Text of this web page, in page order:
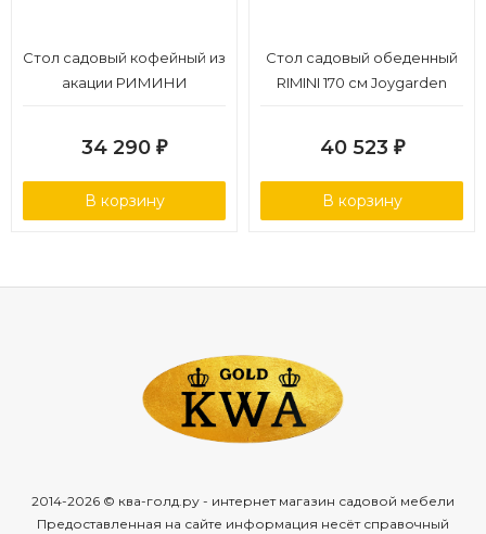
Стол садовый кофейный из
акации РИМИНИ
34 290 ₽
В корзину
Стол садовый обеденный
RIMINI 170 см Joygarden
40 523 ₽
В корзину
2014-2026 © ква-голд.ру - интернет магазин садовой мебели
Предоставленная на сайте информация несёт справочный